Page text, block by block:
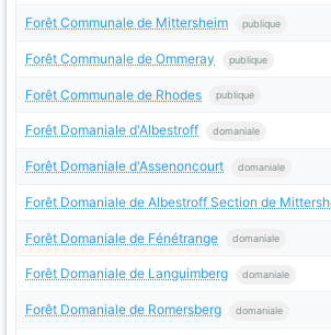
Forêt Communale de Mittersheim publique
Forêt Communale de Ommeray publique
Forêt Communale de Rhodes publique
Forêt Domaniale d'Albestroff domaniale
Forêt Domaniale d'Assenoncourt domaniale
Forêt Domaniale de Albestroff Section de
Forêt Domaniale de Fénétrange domaniale
Forêt Domaniale de Languimberg domaniale
Forêt Domaniale de Romersberg domaniale